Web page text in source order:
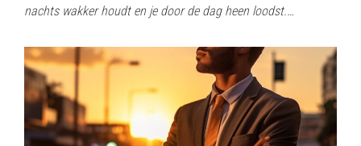
nachts wakker houdt en je door de dag heen loodst.…